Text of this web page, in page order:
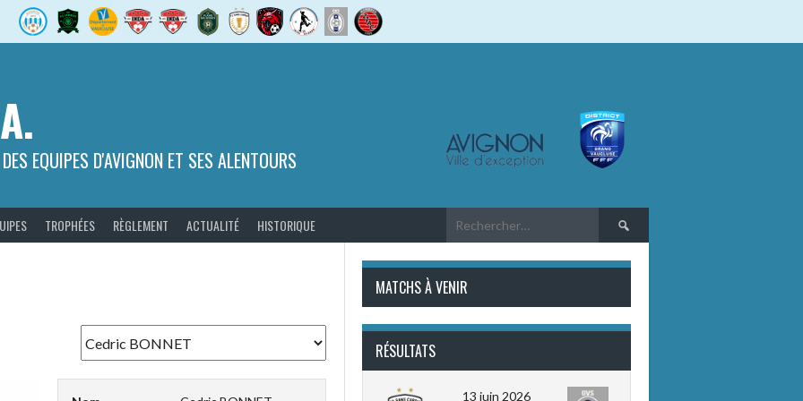
EQUIPES D'AVIGNON ET SES ALENTOURS
TROPHÉES RÈGLEMENT ACTUALITÉ HISTORIQUE Rechercher :
MATCHS À VENIR
RÉSULTATS
13 juin 2026